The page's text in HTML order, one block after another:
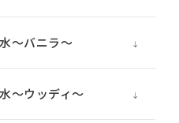
～バニラ～
～ウッディ～